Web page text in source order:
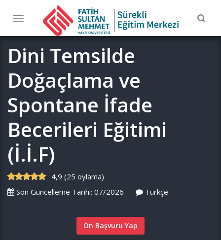
Toggle
navigation
Dini Temsilde
Doğaçlama ve
Spontane İfade
Becerileri Eğitimi
(İ.İ.F)
4,9 (25 oylama)
Son Güncelleme Tarihi: 07/2026
Türkçe
Ön Başvuru Yap